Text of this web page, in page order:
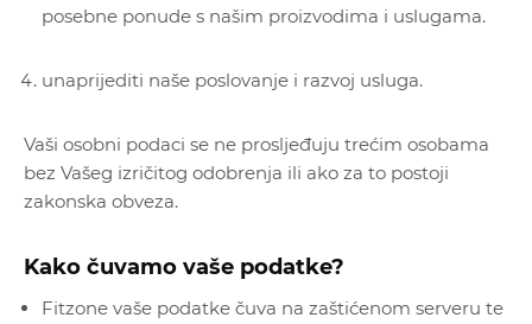
posebne ponude s našim proizvodima i uslugama.
unaprijediti naše poslovanje i razvoj usluga.
Vaši osobni podaci se ne prosljeđuju trećim osobama
bez Vašeg izričitog odobrenja ili ako za to postoji
zakonska obveza.
Kako čuvamo vaše podatke?
Fitzone vaše podatke čuva na zaštićenom serveru te